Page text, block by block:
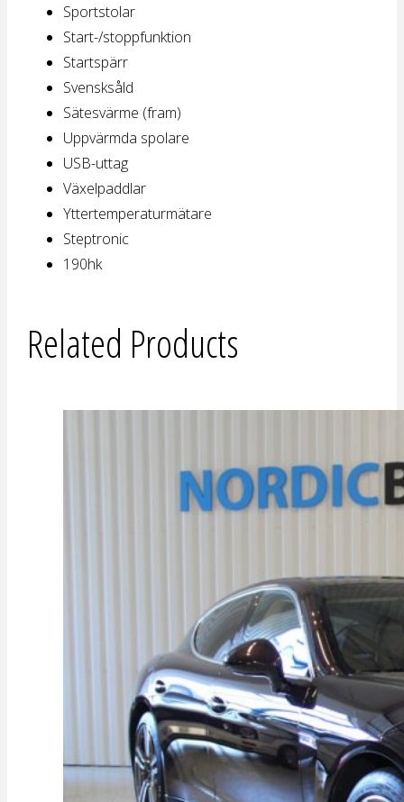
Sportstolar
Start-/stoppfunktion
Startspärr
Svensksåld
Sätesvärme (fram)
Uppvärmda spolare
USB-uttag
Växelpaddlar
Yttertemperaturmätare
Steptronic
190hk
Related Products